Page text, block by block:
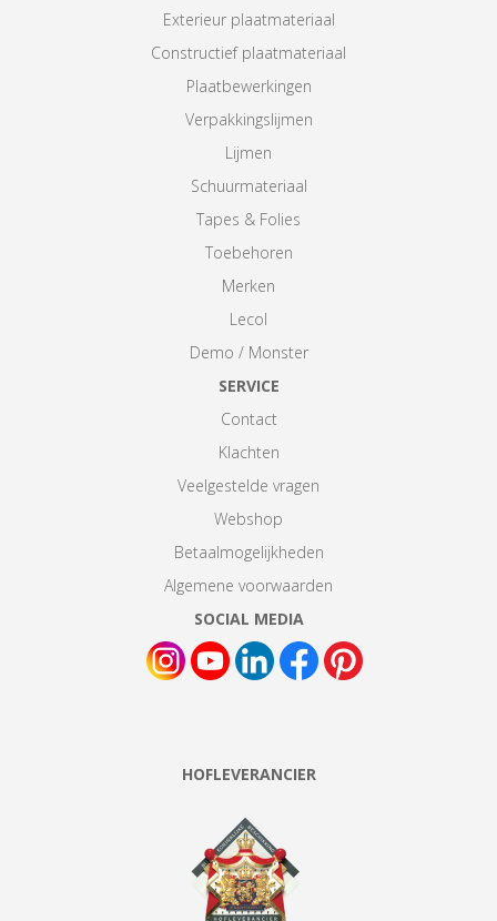
Exterieur plaatmateriaal
Constructief plaatmateriaal
Plaatbewerkingen
Verpakkingslijmen
Lijmen
Schuurmateriaal
Tapes & Folies
Toebehoren
Merken
Lecol
Demo / Monster
SERVICE
Contact
Klachten
Veelgestelde vragen
Webshop
Betaalmogelijkheden
Algemene voorwaarden
SOCIAL MEDIA
HOFLEVERANCIER